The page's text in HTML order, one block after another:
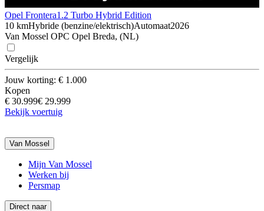
Opel Frontera1.2 Turbo Hybrid Edition
10 kmHybride (benzine/elektrisch)Automaat2026
Van Mossel OPC Opel Breda, (NL)
Vergelijk
Jouw korting: € 1.000
Kopen
€ 30.999€ 29.999
Bekijk voertuig
Van Mossel
Mijn Van Mossel
Werken bij
Persmap
Direct naar